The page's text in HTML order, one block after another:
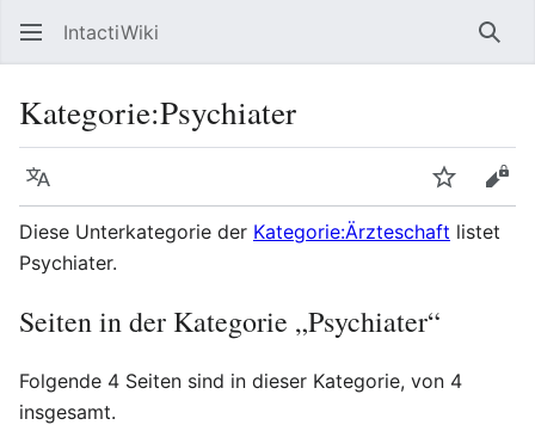
IntactiWiki
Kategorie:Psychiater
Sprache
Diese Unterkategorie der Kategorie:Ärzteschaft listet
Psychiater.
Seiten in der Kategorie „Psychiater“
Folgende 4 Seiten sind in dieser Kategorie, von 4
insgesamt.